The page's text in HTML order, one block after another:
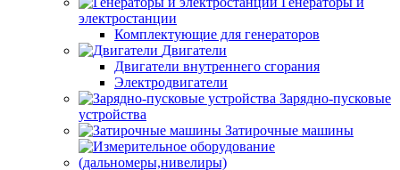
электростанции
Комплектующие для генераторов
Двигатели
Двигатели внутреннего сгорания
Электродвигатели
Зарядно-пусковые
устройства
Затирочные машины